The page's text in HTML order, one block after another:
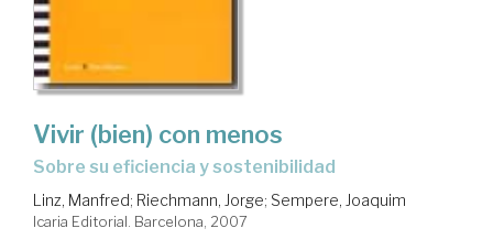
Vivir (bien) con menos
sobre su eficiencia y sostenibilidad
Linz, Manfred; Riechmann, Jorge; Sempere, Joaquim
Icaria Editorial. Barcelona, 2007